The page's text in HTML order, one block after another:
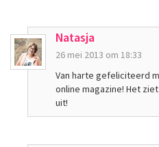
Natasja
26 mei 2013 om 18:33
Van harte gefeliciteerd
online magazine! Het
uit!